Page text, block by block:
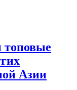
топовые
Азии